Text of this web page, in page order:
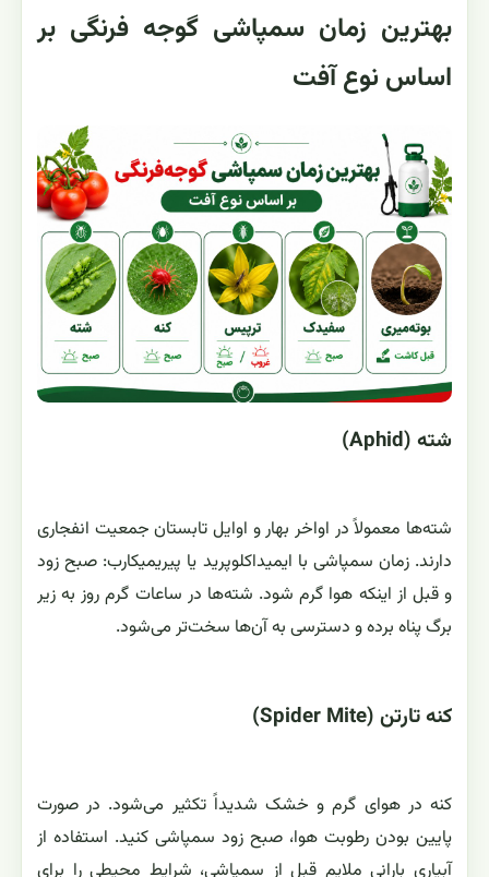
بهترین زمان سمپاشی گوجه فرنگی بر
اساس نوع آفت
شته (Aphid)
شته‌ها معمولاً در اواخر بهار و اوایل تابستان جمعیت انفجاری
دارند. زمان سمپاشی با ایمیداکلوپرید یا پیریمیکارب: صبح زود
و قبل از اینکه هوا گرم شود. شته‌ها در ساعات گرم روز به زیر
برگ پناه برده و دسترسی به آن‌ها سخت‌تر می‌شود.
کنه تارتن (Spider Mite)
کنه در هوای گرم و خشک شدیداً تکثیر می‌شود. در صورت
پایین بودن رطوبت هوا، صبح زود سمپاشی کنید. استفاده از
آبیاری بارانی ملایم قبل از سمپاشی، شرایط محیطی را برای